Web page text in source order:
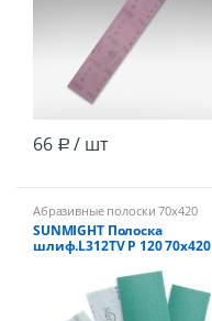
66 Р / шт
Абразивные полоски 70х420
SUNMIGHT Полоска
шлиф.L312TV Р 120 70х420
липучке /100